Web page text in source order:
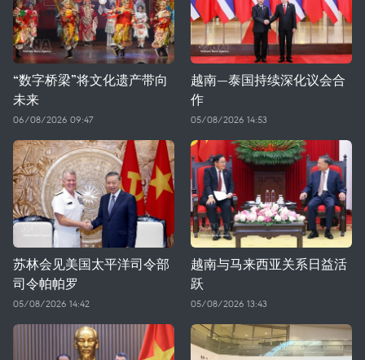
“数字桥梁”将文化遗产带向
未来
06/08/2026 09:47
越南—泰国持续深化议会合
作
05/08/2026 14:53
苏林会见美国太平洋司令部
司令帕帕罗
05/08/2026 14:42
越南与马来西亚关系日益活
跃
05/08/2026 13:43